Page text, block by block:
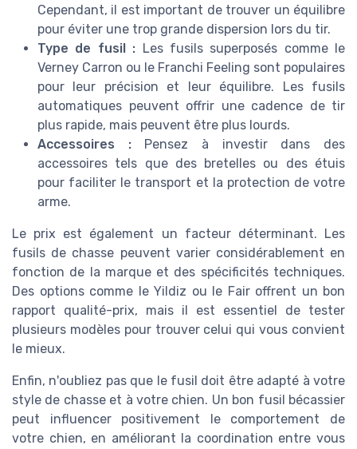
Cependant, il est important de trouver un équilibre
pour éviter une trop grande dispersion lors du tir.
Type de fusil : Les fusils superposés comme le
Verney Carron ou le Franchi Feeling sont populaires
pour leur précision et leur équilibre. Les fusils
automatiques peuvent offrir une cadence de tir
plus rapide, mais peuvent être plus lourds.
Accessoires :Pensez à investir dans des
accessoires tels que des bretelles ou des étuis
pour faciliter le transport et la protection de votre
arme.
Le prix est également un facteur déterminant. Les
fusils de chasse peuvent varier considérablement en
fonction de la marque et des spécificités techniques.
Des options comme le Yildiz ou le Fair offrent un bon
rapport qualité-prix, mais il est essentiel de tester
plusieurs modèles pour trouver celui qui vous convient
le mieux.
Enfin, n'oubliez pas que le fusil doit être adapté à votre
style de chasse et à votre chien. Un bon fusil bécassier
peut influencer positivement le comportement de
votre chien, en améliorant la coordination entre vous